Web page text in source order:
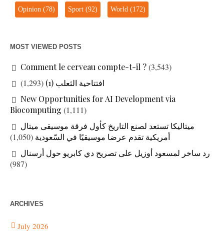
Opinion (78) Sport (92) World (172)
MOST VIEWED POSTS
Comment le cerveau compte-t-il ?(3,543)
افتتاحية الثعلب (1)
(1,293)
New Opportunities for AI Development via
Biocomputing (1,111)
ميتاليكا تستعد لصنع التاريخ كأول فرقة موسيقى ميتال
أمريكية تقدم عرضا موسيقيًا في السّعودية (1,050)
رد ساخر لمسعود أوزيل على تصريح دي كابريو حول أرسنال
(987)
ARCHIVES
July 2026